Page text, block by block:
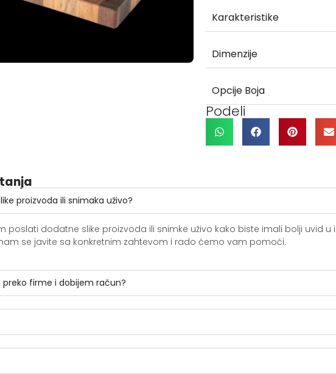
Karakteristike
Dimenzije
Opcije Boja
Podeli
proizvoda ili snimaka uživo?
poslati dodatne slike proizvoda ili snimke uživo kako biste imali bolji uvid u
se javite sa konkretnim zahtevom i rado ćemo vam pomoći.
firme i dobijem račun?